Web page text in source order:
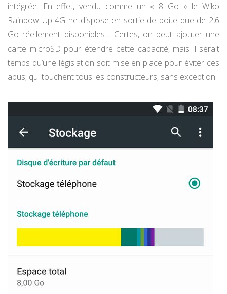
intégrée. En effet, vendu comme un « 8 Go » le Wiko
Rainbow Up 4G ne dispose en sortie de boite que de 2,6
Go réellement disponibles… Certes, on peut ajouter une
carte microSD pour étendre cette capacité, mais il serait
temps qu’une législation soit mise en place pour éviter ces
abus, qui touchent tous les constructeurs, sans exception.